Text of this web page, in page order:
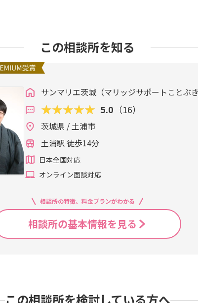
この相談所を知る
サンマリエ茨城（マリッジサポートことぶ
5.0 （16）
茨城県 / 土浦市
土浦駅 徒歩14分
日本全国対応
オンライン面談対応
相談所の特徴、料金プランがわかる
相談所の基本情報を見る
この相談所を検討している方へ